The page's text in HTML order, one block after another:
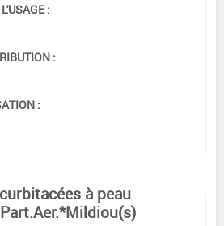
:
:
:
à peau